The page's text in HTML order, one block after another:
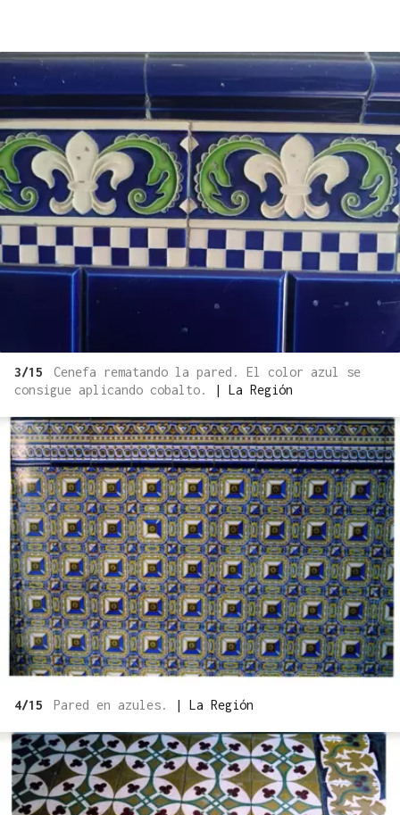
3/15
Cenefa rematando la pared. El color azul se
consigue aplicando cobalto.
| La Región
4/15 Pared en azules. | La Región